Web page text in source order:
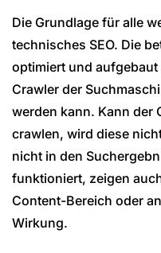
Die Grundlage für alle
technisches SEO. Die
optimiert und
Crawler der
werden kann. Kann der
crawlen, wird diese
nicht in den
funktioniert, zeigen
Content-Bereich oder
Wirkung.